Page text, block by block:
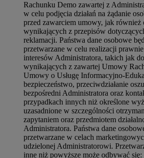
Rachunku Demo zawartej z
w celu podjęcia działań na żądanie
przed zawarciem umowy, jak
wynikających z przepisów
reklamacji. Państwa dane osobowe
przetwarzane w celu realizacji
interesów Administratora, takich jak
wynikających z zawartej Umowy
Umowy o Usługę Informacyjno-
bezpieczeństwo, przeciwdziałanie
bezpośredni Administratora oraz
przypadkach innych niż określone
uzasadnione w szczególności
zapytaniem oraz przedmiotem
Administratora. Państwa dane
przetwarzane w celach
udzielonej Administratorowi.
inne niż powyższe może odbywać